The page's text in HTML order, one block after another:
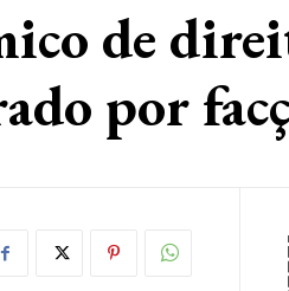
de
por